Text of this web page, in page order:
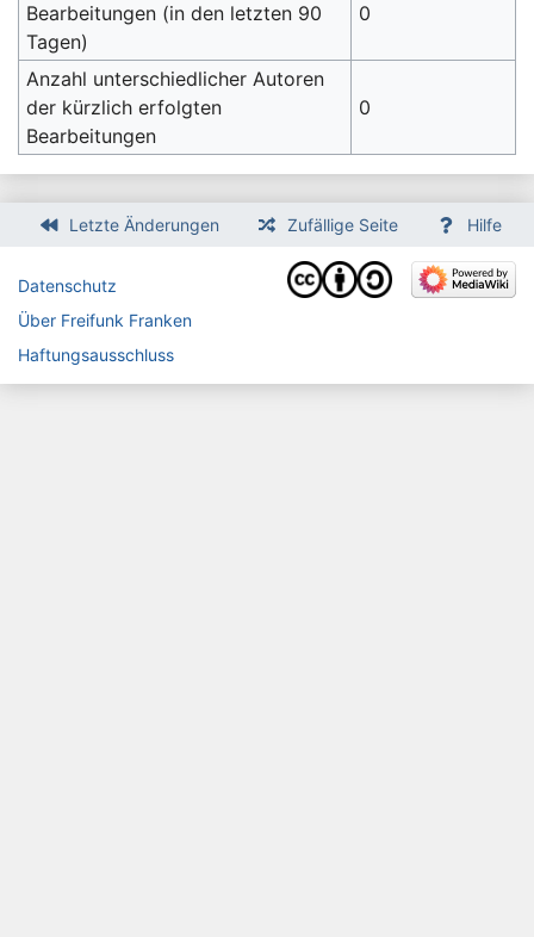
Bearbeitungen (in den letzten 90
Tagen)
0
Anzahl unterschiedlicher Autoren
der kürzlich erfolgten
Bearbeitungen
0
Letzte Änderungen Zufällige Seite Hilfe
Datenschutz
Über Freifunk Franken
Haftungsausschluss